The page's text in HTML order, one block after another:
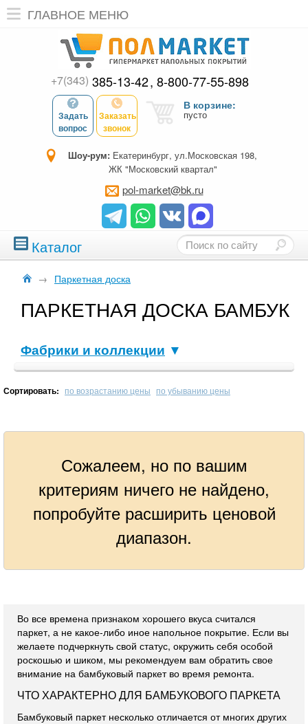
ГЛАВНОЕ МЕНЮ
+7(343) 385-13-42 8-800-77-55-898
Задать
вопрос
Заказать
звонок
В корзине:
пусто
Шоу-рум: Екатеринбург, ул.Московская 198,
ЖК "Московский квартал"
pol-market@bk.ru
Каталог
→ Паркетная доска
ПАРКЕТНАЯ ДОСКА БАМБУК
Фабрики и коллекции ▼
Сортировать: по возрастанию цены по убыванию цены
Сожалеем, но по вашим
критериям ничего не найдено,
попробуйте расширить ценовой
диапазон.
Во все времена признаком хорошего вкуса считался
паркет, а не какое-либо иное напольное покрытие. Если вы
желаете подчеркнуть свой статус, окружить себя особой
роскошью и шиком, мы рекомендуем вам обратить свое
внимание на бамбуковый паркет во время ремонта.
ЧТО ХАРАКТЕРНО ДЛЯ БАМБУКОВОГО ПАРКЕТА
Бамбуковый паркет несколько отличается от многих других